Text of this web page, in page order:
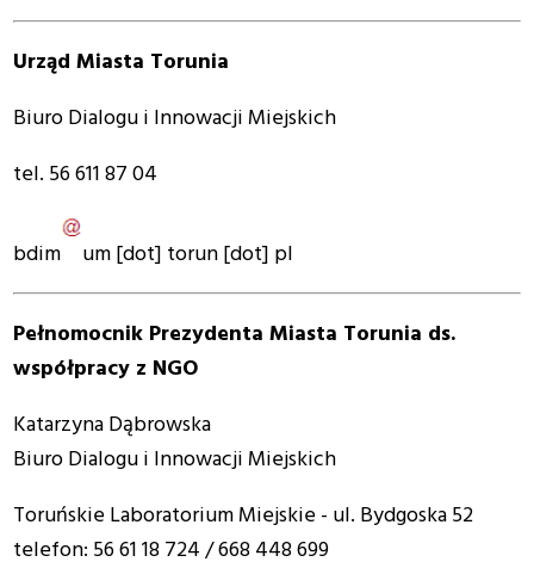
Urząd Miasta Torunia
Biuro Dialogu i Innowacji Miejskich
tel. 56 611 87 04
bdim um[dot] torun[dot] pl
Pełnomocnik Prezydenta Miasta Torunia ds.
współpracy z NGO
Katarzyna Dąbrowska
Biuro Dialogu i Innowacji Miejskich
Toruńskie Laboratorium Miejskie - ul. Bydgoska 52
telefon: 56 61 18 724 / 668 448 699